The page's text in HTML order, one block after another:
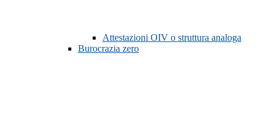
Attestazioni OIV o struttura analoga
Burocrazia zero